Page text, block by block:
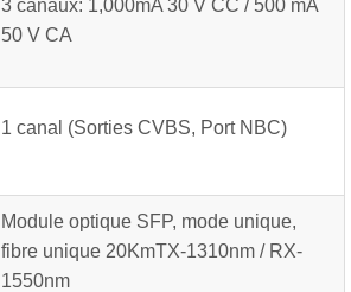
3 canaux: 1,000mA 30 V CC / 500 mA
50 V CA
1 canal (Sorties CVBS, Port NBC)
Module optique SFP, mode unique,
fibre unique 20KmTX-1310nm / RX-
1550nm